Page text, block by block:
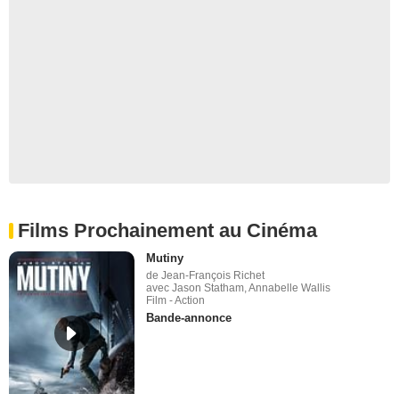
Films Prochainement au Cinéma
Mutiny
de Jean-François Richet
avec Jason Statham, Annabelle Wallis
Film - Action
Bande-annonce